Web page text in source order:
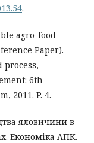
.
agro-food
Paper).
process,
6th
2011. P. 4.
яловичини в
Економіка АПК.